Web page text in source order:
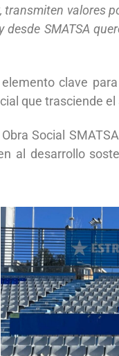
valores
SMATSA
clave
que trasciende
Social
al desarrollo